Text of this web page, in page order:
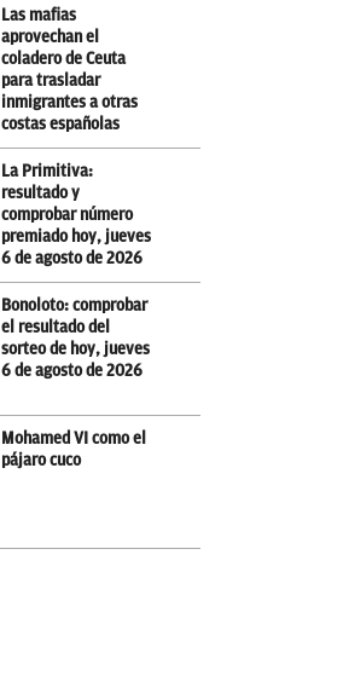
Las mafias
aprovechan el
coladero de Ceuta
para trasladar
inmigrantes a otras
costas españolas
La Primitiva:
resultado y
comprobar número
premiado hoy, jueves
6 de agosto de 2026
Bonoloto: comprobar
el resultado del
sorteo de hoy, jueves
6 de agosto de 2026
Mohamed VI como el
pájaro cuco